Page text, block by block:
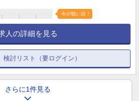
今が狙い目！
人の詳細を見る
検討リスト（要ログイン）
さらに1件見る